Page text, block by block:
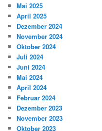
Mai 2025
April 2025
Dezember 2024
November 2024
Oktober 2024
Juli 2024
Juni 2024
Mai 2024
April 2024
Februar 2024
Dezember 2023
November 2023
Oktober 2023